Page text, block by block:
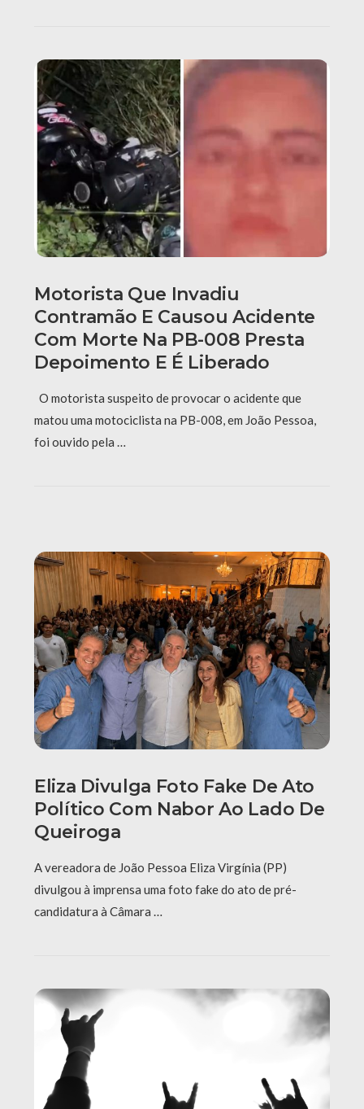
Motorista Que Invadiu
Contramão E Causou Acidente
Com Morte Na PB-008 Presta
Depoimento E É Liberado
O motorista suspeito de provocar o acidente que
matou uma motociclista na PB-008, em João Pessoa,
foi ouvido pela …
Eliza Divulga Foto Fake De Ato
Político Com Nabor Ao Lado De
Queiroga
A vereadora de João Pessoa Eliza Virgínia (PP)
divulgou à imprensa uma foto fake do ato de pré-
candidatura à Câmara …